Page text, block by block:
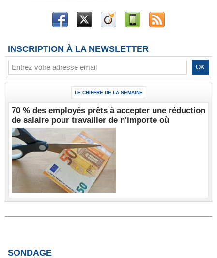
INSCRIPTION À LA NEWSLETTER
LE CHIFFRE DE LA SEMAINE
70 % des employés prêts à accepter une réduction
de salaire pour travailler de n'importe où
SONDAGE